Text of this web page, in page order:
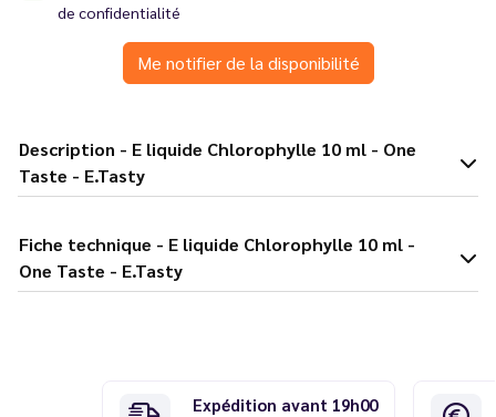
de confidentialité
Me notifier de la disponibilité
Description - E liquide Chlorophylle 10 ml - One
Taste - E.Tasty
Fiche technique - E liquide Chlorophylle 10 ml -
One Taste - E.Tasty
Expédition avant 19h00